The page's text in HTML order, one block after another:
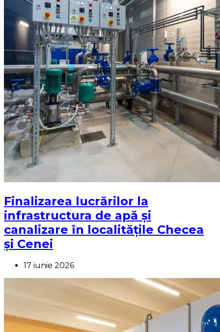
Finalizarea lucrărilor la
infrastructura de apă și
canalizare în localitățile Checea
și Cenei
17 iunie 2026